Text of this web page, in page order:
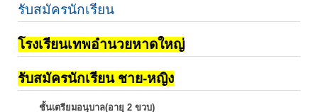
รับสมัครนักเรียน
โรงเรียนเทพอำนวยหาดใหญ่
รับสมัครนักเรียน ชาย-หญิง
ชั้นเตรียมอนุบาล(อายุ 2 ขวบ)